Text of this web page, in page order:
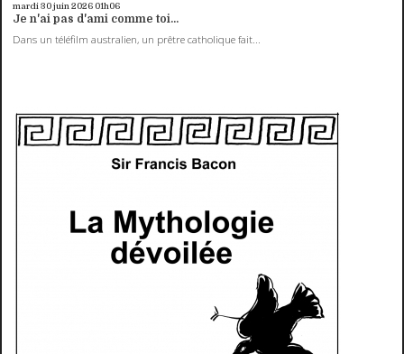
mardi 30juin 2026 01h06
Je n'ai pas d'ami comme toi...
Dans un téléfilm australien, un prêtre catholique fait...